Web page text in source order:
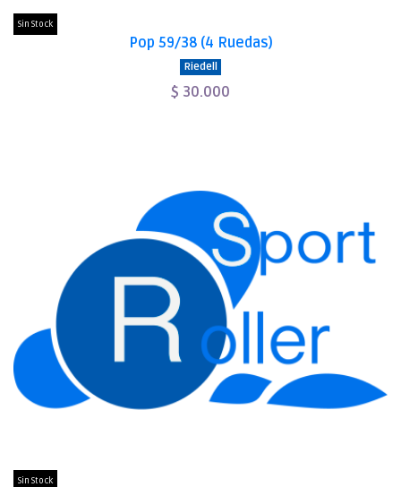
Sin Stock
Pop 59/38 (4 Ruedas)
Riedell
$ 30.000
Sin Stock